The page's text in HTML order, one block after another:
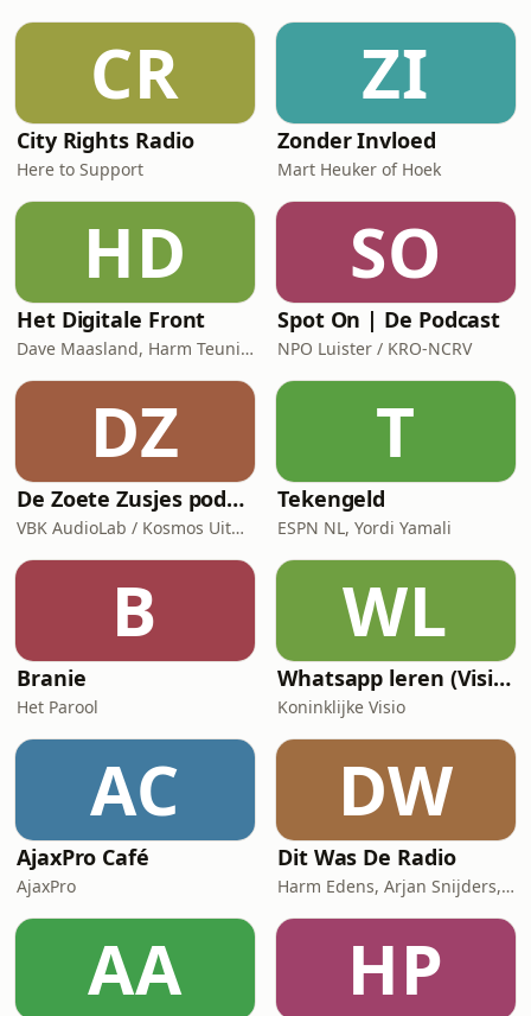
wordt tanken weer een beetje
betaalbaar?Via Lendahand investeer
je in ondernemers wereldwijd, van
Azi&euml
CR
City Rights Radio
Here to Support
ZI
Zonder Invloed
Mart Heuker of Hoek
HD
Het Digitale Front
Dave Maasland, Harm Teunis / Corti Media
SO
Spot On | De Podcast
NPO Luister / KRO-NCRV
DZ
De Zoete Zusjes podcast
VBK AudioLab / Kosmos Uitgevers
T
Tekengeld
ESPN NL, Yordi Yamali
B
Branie
Het Parool
WL
Whatsapp leren (Visio Podcast)
Koninklijke Visio
AC
AjaxPro Café
AjaxPro
DW
Dit Was De Radio
Harm Edens, Arjan Snijders, Ron Vergouwen
AA HP